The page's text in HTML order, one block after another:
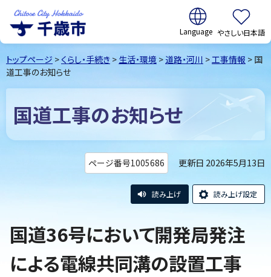
千歳市Chitose
City Hokkaido
翻訳:
やさしい日本語
トップページ > くらし・手続き > 生活・環境 > 道路・河川 >工事情報 > 国
道工事のお知らせ
国道工事のお知らせ
ページ番号1005686 更新日 2026年5月13日
読み上げ 読み上げ設定
国道36号において開発局発注
による電線共同溝の設置工事